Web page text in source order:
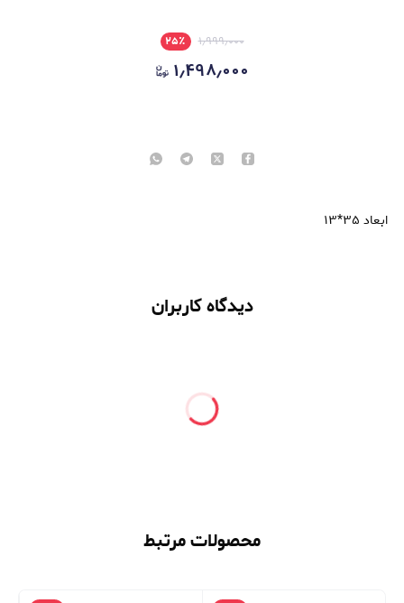
۱٫۹۹۹٫۰۰۰ ۲۵٪
۱٫۴۹۸٫۰۰۰
ابعاد ۳۵*۱۳
دیدگاه کاربران
محصولات مرتبط